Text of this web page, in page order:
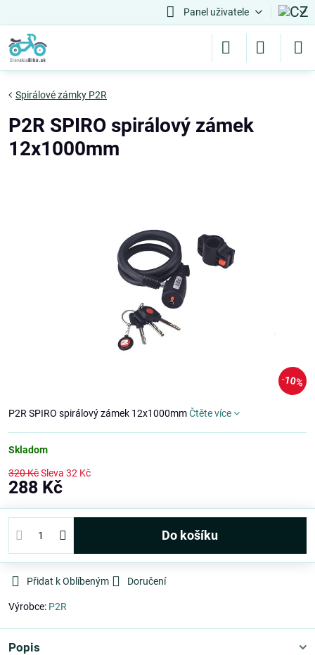
Panel uživatele
10%
Spirálové zámky P2R
P2R SPIRO spirálový zámek
12x1000mm
P2R SPIRO spirálový zámek 12x1000mmČtěte více
Skladom
320 KčSleva 32 Kč
288 Kč
Do košíku
Přidat k Oblíbeným Doručení
Výrobce: P2R
Popis